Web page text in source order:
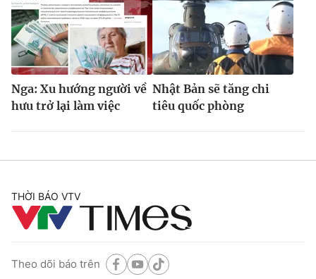
Nga: Xu hướng người về
hưu trở lại làm việc
Nhật Bản sẽ tăng chi
tiêu quốc phòng
THỜI BÁO VTV
Theo dõi báo trên